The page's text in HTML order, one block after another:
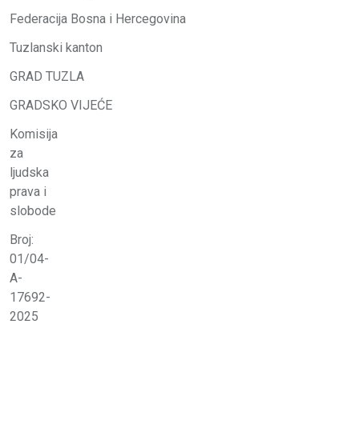
Federacija Bosna i Hercegovina
Tuzlanski kanton
GRAD TUZLA
GRADSKO VIJEĆE
Komisija
za
ljudska
prava i
slobode
Broj:
01/04-
A-
17692-
2025